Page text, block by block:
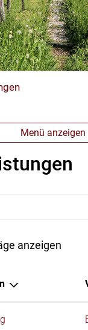
(ausgewählt)
Menü anzeigen
anzeigen